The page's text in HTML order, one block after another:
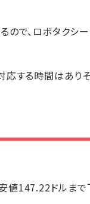
で、ロボタクシ
する時間はありそ
147.22ドルまで